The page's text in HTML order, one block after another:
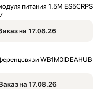
питания 1.5M ES5CRPS
на 17.08.26
WB1M0IDEAHUB
на 17.08.26